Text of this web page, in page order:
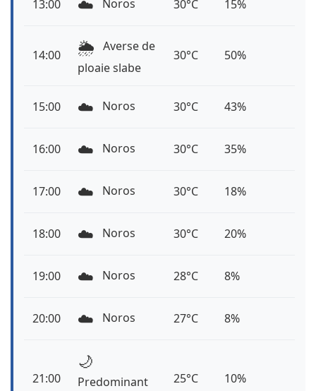
13:00 ☁️ Noros 30°C 15%
14:00 🌦️ Averse de
ploaie slabe
30°C 50%
15:00 ☁️ Noros 30°C 43%
16:00 ☁️ Noros 30°C 35%
17:00 ☁️ Noros 30°C 18%
18:00 ☁️ Noros 30°C 20%
19:00 ☁️ Noros 28°C 8%
20:00 ☁️ Noros 27°C 8%
21:00
🌙
Predominant
25°C 10%